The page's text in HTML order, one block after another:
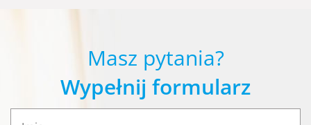
Masz pytania?
Wypełnij formularz